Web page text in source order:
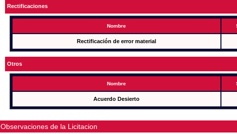
Rectificaciones
Nombre
Rectificación de error material
Otros
Nombre
Acuerdo Desierto
Observaciones de la Licitacion